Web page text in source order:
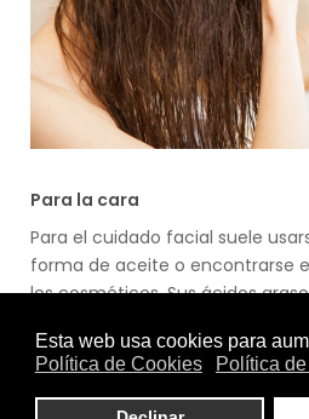
Para la cara
Para el cuidado facial suele
forma de aceite o encontrarse
los cosméticos. Sus ácidos
son los encargados de
celulares sanas. También
por tanto, la hidratación de la